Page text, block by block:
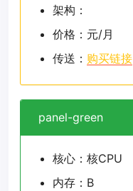
架构：
价格：元/月
传送： 购买链接
panel-green
核心：核CPU
内存：B